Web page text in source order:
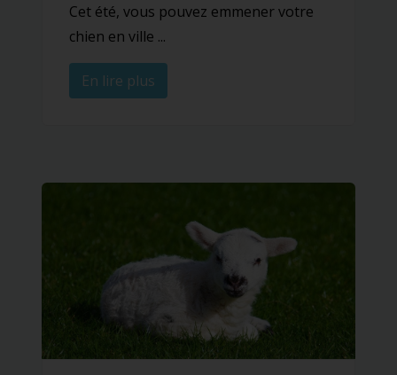
Cet été, vous pouvez emmener votre
chien en ville ...
En lire plus